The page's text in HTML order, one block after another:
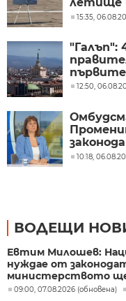
летище
в голям
15:35,
"Галъп":
първите
12:50,
правят
10:18,
ВОДЕЩИ
Евтим Милошев:
нуждае от
министерството ще
09:00, 07.08.2026 (обновена)